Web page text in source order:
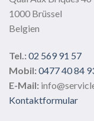
1000 Brüssel
Belgien
Tel.: 02 569 91 57
Mobil: 0477 40 84
E-Mail:
Kontaktformular